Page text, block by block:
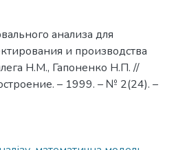
анализа для
и производства
Н.М., Гапоненко Н.П. //
– 1999. – № 2(24). –